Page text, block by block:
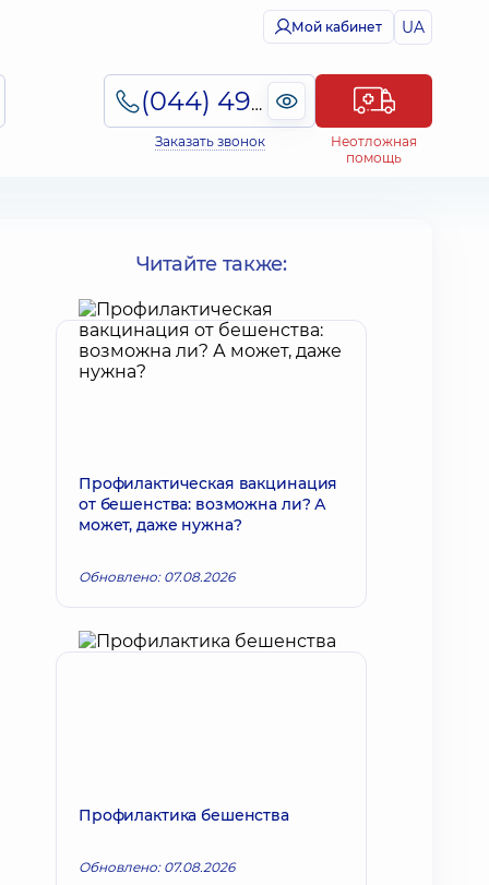
Мой кабинет UA
(044) 495-2-888
Заказать звонок
Неотложная
помощь
Читайте также:
Профилактическая вакцинация
от бешенства: возможна ли? А
может, даже нужна?
Обновлено: 07.08.2026
Профилактика бешенства
Обновлено: 07.08.2026